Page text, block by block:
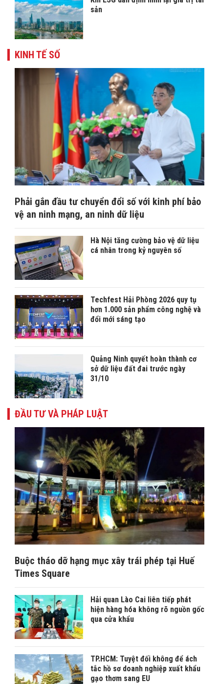
sản
KINH TẾ SỐ
Phải gắn đầu tư chuyển đổi số với kinh phí bảo
vệ an ninh mạng, an ninh dữ liệu
Hà Nội tăng cường bảo vệ dữ liệu
cá nhân trong kỷ nguyên số
Techfest Hải Phòng 2026 quy tụ
hơn 1.000 sản phẩm công nghệ và
đổi mới sáng tạo
Quảng Ninh quyết hoàn thành cơ
sở dữ liệu đất đai trước ngày
31/10
ĐẦU TƯ VÀ PHÁP LUẬT
Buộc tháo dỡ hạng mục xây trái phép tại Huế
Times Square
Hải quan Lào Cai liên tiếp phát
hiện hàng hóa không rõ nguồn gốc
qua cửa khẩu
TP.HCM: Tuyệt đối không để ách
tắc hồ sơ doanh nghiệp xuất khẩu
gạo thơm sang EU